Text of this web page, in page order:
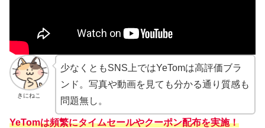
きにねこ
少なくともSNS上ではYeTomは高評価ブラ
ンド。写真や動画を見ても分かる通り質感も
問題無し。
YeTomは頻繁にタイムセールやクーポン配布を実施！